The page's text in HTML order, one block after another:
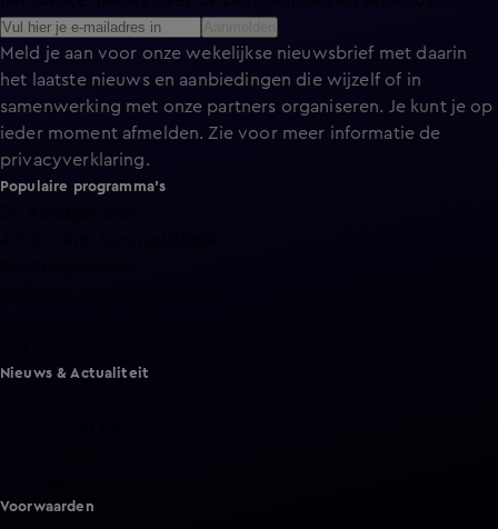
Meld je aan voor onze wekelijkse nieuwsbrief met daarin
het laatste nieuws en aanbiedingen die wijzelf of in
samenwerking met onze partners organiseren. Je kunt je op
ieder moment afmelden. Zie voor meer informatie de
privacyverklaring.
Populaire programma's
Nieuws & Actualiteit
Voorwaarden